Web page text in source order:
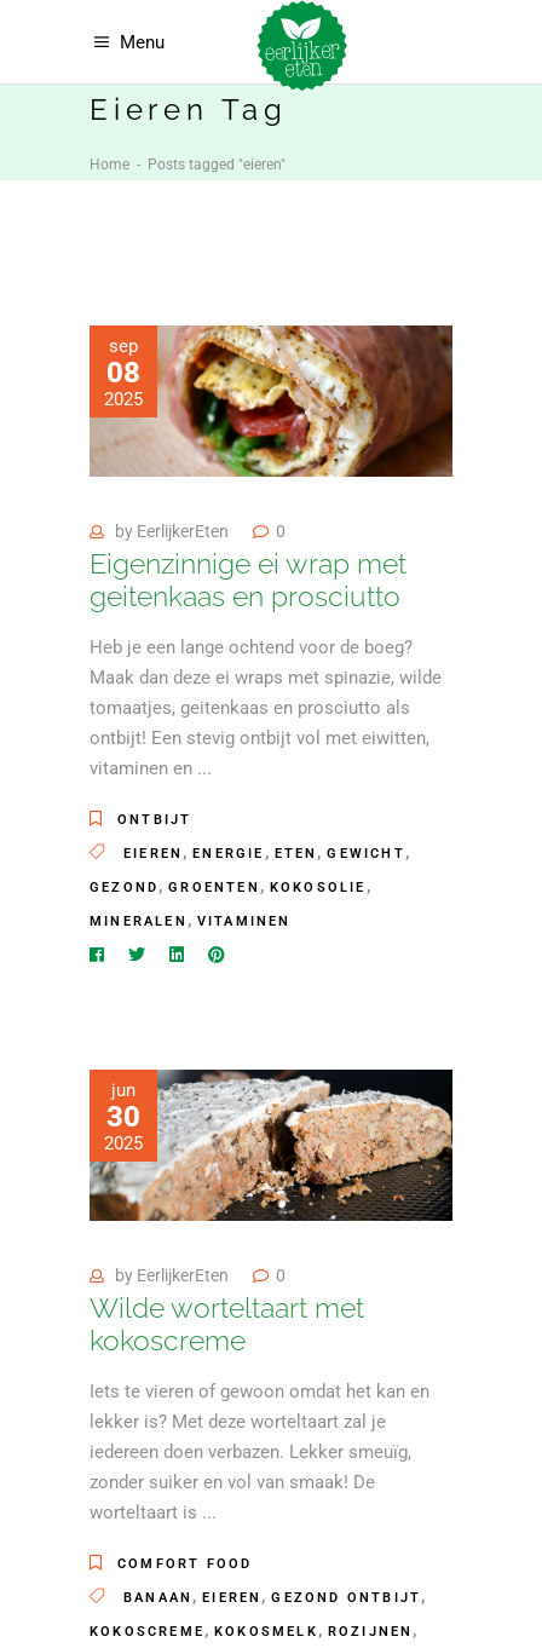
Menu
Eieren Tag
Home - Posts tagged "eieren"
sep
08
2025
by EerlijkerEten 0
Eigenzinnige ei wrap met
geitenkaas en prosciutto
Heb je een lange ochtend voor de boeg?
Maak dan deze ei wraps met spinazie, wilde
tomaatjes, geitenkaas en prosciutto als
ontbijt! Een stevig ontbijt vol met eiwitten,
vitaminen en
ONTBIJT
EIEREN ,ENERGIE , ETEN ,GEWICHT ,
GEZOND ,GROENTEN , KOKOSOLIE ,
MINERALEN , VITAMINEN
jun
30
2025
by EerlijkerEten 0
Wilde worteltaart met
kokoscreme
Iets te vieren of gewoon omdat het kan en
lekker is? Met deze worteltaart zal je
iedereen doen verbazen. Lekker smeuïg,
zonder suiker en vol van smaak! De
worteltaart is
COMFORT FOOD
BANAAN ,EIEREN ,GEZOND ONTBIJT ,
KOKOSCREME , KOKOSMELK , ROZIJNEN ,